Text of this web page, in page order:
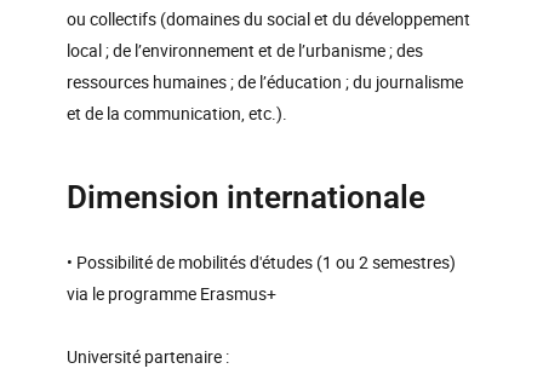
ou collectifs (domaines du social et du développement
local ; de l’environnement et de l’urbanisme ; des
ressources humaines ; de l’éducation ; du journalisme
et de la communication, etc.).
Dimension internationale
• Possibilité de mobilités d'études (1 ou 2 semestres)
via le programme Erasmus+
Université partenaire :